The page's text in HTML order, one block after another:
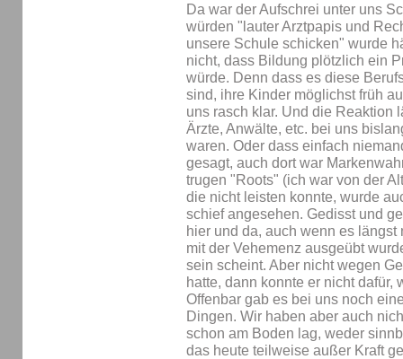
Da war der Aufschrei unter uns
würden "lauter Arztpapis und
unsere Schule schicken" wurde
nicht, dass Bildung plötzlich ein
würde. Denn dass es diese
sind, ihre Kinder möglichst früh
uns rasch klar. Und die Reaktion
Ärzte, Anwälte, etc. bei uns
waren. Oder dass einfach
gesagt, auch dort war
trugen "Roots" (ich war von der
die nicht leisten konnte, wurde
schief angesehen. Gedisst und
hier und da, auch wenn es
mit der Vehemenz ausgeübt
sein scheint. Aber nicht wegen
hatte, dann konnte er nicht dafür,
Offenbar gab es bei uns noch
Dingen. Wir haben aber auch
schon am Boden lag, weder
das heute teilweise außer Kraft